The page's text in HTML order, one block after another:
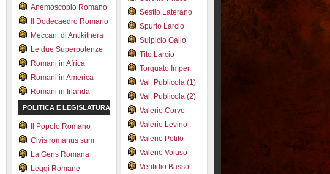
Anemoscopio Romano
Il Dodecaedro Romano
Meccan. di Antikithera
Le due Superpotenze
Romani in Africa
Romani in America
Romani in Irlanda
POLITICA E LEGISLATURA
Il Popolo Romano
Civis romanus sum
La Gens Romana
Leggi Romane
Sestio Laterano
Spurio Larcio
Sulpicio Gallo
Tito Larcio
Torquato Imper.
Val. Publicola (1)
Val. Publicola (2)
Valerio Corvo
Valerio Levino
Valerio Potito
Valerio Voluso
Ventidio Basso